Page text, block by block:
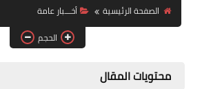
موشن
الصفحة الرئيسية
أخـــبار عامة
الحجم
محتويات المقال